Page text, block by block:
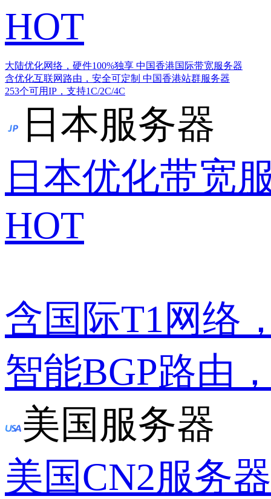
HOT
大陆优化网络，硬件100%独享 中国香港国际带宽服务器
含优化互联网路由，安全可定制 中国香港站群服务器
253个可用IP，支持1C/2C/4C
日本服务器
日本优化带宽
HOT
含国际T1网络
智能BGP路由
美国服务器
美国CN2服务器